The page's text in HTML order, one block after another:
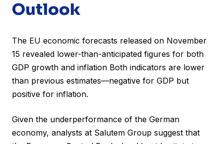
Outlook
The EU economic forecasts released on November
15 revealed lower-than-anticipated figures for both
GDP growth and inflation Both indicators are lower
than previous estimates—negative for GDP but
positive for inflation.
Given the underperformance of the German
economy, analysts at Salutem Group suggest that